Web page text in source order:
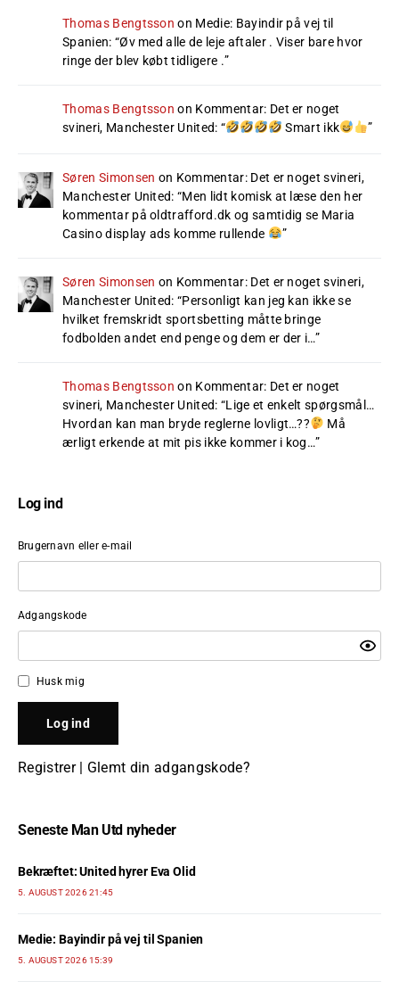
Thomas Bengtsson on Medie: Bayindir på vej til
Spanien: “Øv med alle de leje aftaler . Viser bare hvor
ringe der blev købt tidligere .”
Thomas Bengtsson on Kommentar: Det er noget
svineri, Manchester United: “ Smart ikk ”
Søren Simonsen on Kommentar: Det er noget svineri,
Manchester United: “Men lidt komisk at læse den her
kommentar på oldtrafford.dk og samtidig se Maria
Casino display ads komme rullende
”
Søren Simonsen on Kommentar: Det er noget svineri,
Manchester United: “Personligt kan jeg kan ikke se
hvilket fremskridt sportsbetting måtte bringe
fodbolden andet end penge og dem er der i…”
Thomas Bengtsson on Kommentar: Det er noget
svineri, Manchester United: “Lige et enkelt spørgsmål…
Hvordan kan man bryde reglerne lovligt…??
Må
ærligt erkende at mit pis ikke kommer i kog…”
Log ind
Brugernavn eller e-mail
Adgangskode
Husk mig
Registrer| Glemt din adgangskode?
Seneste Man Utd nyheder
Bekræftet: United hyrer Eva Olid
5. AUGUST 2026 21:45
Medie: Bayindir på vej til Spanien
5. AUGUST 2026 15:39